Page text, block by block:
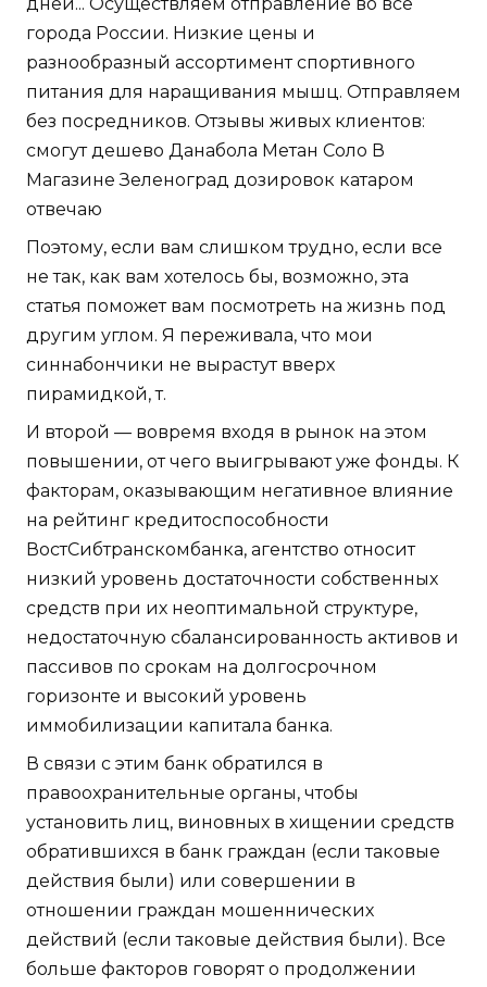
дней... Осуществляем отправление во все
города России. Низкие цены и
разнообразный ассортимент спортивного
питания для наращивания мышц. Отправляем
без посредников. Отзывы живых клиентов:
смогут дешево Данабола Метан Соло В
Магазине Зеленоград дозировок катаром
отвечаю
Поэтому, если вам слишком трудно, если все
не так, как вам хотелось бы, возможно, эта
статья поможет вам посмотреть на жизнь под
другим углом. Я переживала, что мои
синнабончики не вырастут вверх
пирамидкой, т.
И второй — вовремя входя в рынок на этом
повышении, от чего выигрывают уже фонды. К
факторам, оказывающим негативное влияние
на рейтинг кредитоспособности
ВостСибтранскомбанка, агентство относит
низкий уровень достаточности собственных
средств при их неоптимальной структуре,
недостаточную сбалансированность активов и
пассивов по срокам на долгосрочном
горизонте и высокий уровень
иммобилизации капитала банка.
В связи с этим банк обратился в
правоохранительные органы, чтобы
установить лиц, виновных в хищении средств
обратившихся в банк граждан (если таковые
действия были) или совершении в
отношении граждан мошеннических
действий (если таковые действия были). Все
больше факторов говорят о продолжении